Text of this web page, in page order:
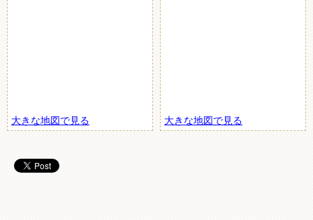
大きな地図で見る 大きな地図で見る